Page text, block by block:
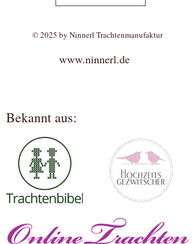
© 2025 by Ninnerl Trachtenmanufaktur
www.ninnerl.de
Bekannt aus: